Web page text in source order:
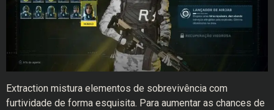
Extraction mistura elementos de sobrevivência com
furtividade de forma esquisita. Para aumentar as chances de